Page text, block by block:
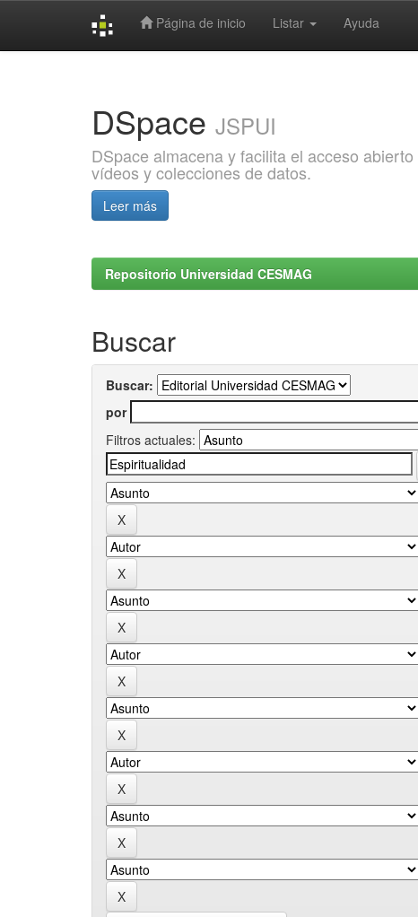
Página de inicio Listar Ayuda
DSpace JSPUI
DSpace almacena y facilita el acceso
vídeos y colecciones de datos.
Leer más
Repositorio Universidad CESMAG
Buscar
Buscar:
por
Filtros actuales: